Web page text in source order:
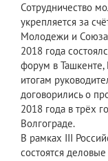
Сотрудничество
укрепляется за
Молодежи и Союза
2018 года
форум в Ташкенте,
итогам
договорились о
2018 года в трёх
Волгограде.
В рамках III
состоятся